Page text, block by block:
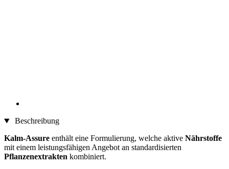
Beschreibung
Kalm-Assure enthält eine Formulierung, welche aktive Nährstoffe
mit einem leistungsfähigen Angebot an standardisierten
Pflanzenextrakten kombiniert.